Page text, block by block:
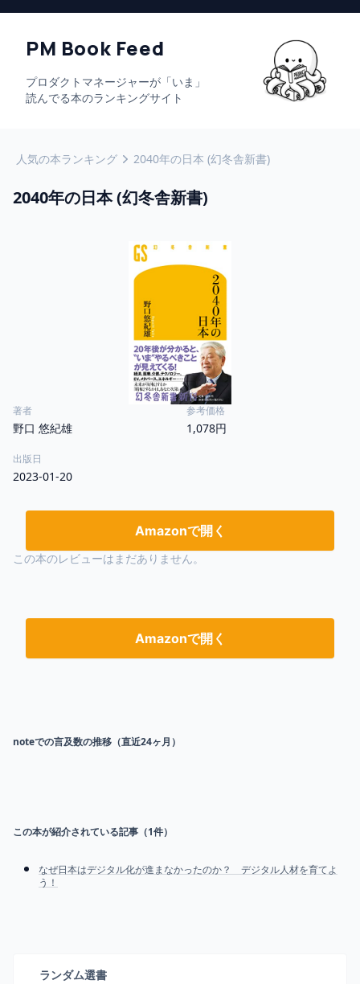
PM Book Feed
プロダクトマネージャーが「いま」
読んでる本のランキングサイト
人気の本ランキング 2040年の日本 (幻冬舎新書)
2040年の日本 (幻冬舎新書)
著者
野口 悠紀雄
参考価格
1,078円
出版日
2023-01-20
Amazonで開く
この本のレビューはまだありません。
Amazonで開く
noteでの言及数の推移（直近24ヶ月）
この本が紹介されている記事（1件）
なぜ日本はデジタル化が進まなかったのか？ デジタル人材を育てよ
う！
ランダム選書